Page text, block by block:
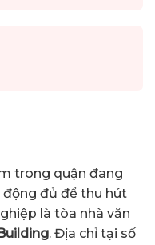
trong quận đang
động đủ để thu hút
là tòa nhà văn
. Địa chỉ tại số